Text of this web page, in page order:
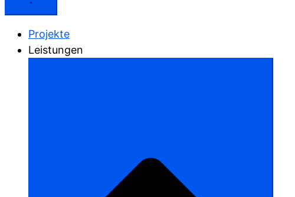
Projekte
Leistungen